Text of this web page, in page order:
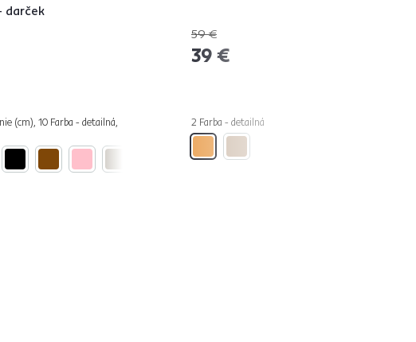
darček
(cm), 10 Farba - detailná,
59 €
39 €
2 Farba - detailná